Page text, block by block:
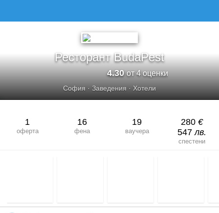
Ресторант BudaPest
4.30от 4 оценки
София · Заведения · Хотели
1
оферта
16
фена
19
ваучера
280 €
547лв.
спестени